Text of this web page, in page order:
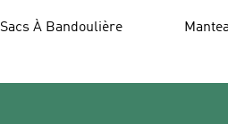
Sacs À Bandoulière